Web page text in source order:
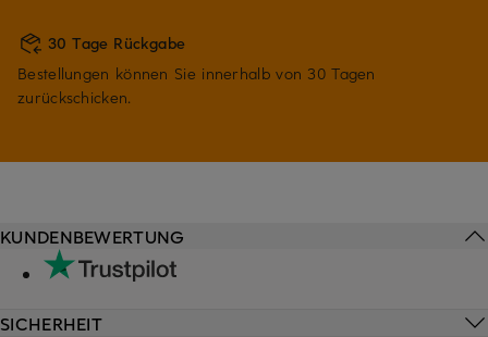
30 Tage Rückgabe
Bestellungen können Sie innerhalb von 30 Tagen
zurückschicken.
KUNDENBEWERTUNG
SICHERHEIT